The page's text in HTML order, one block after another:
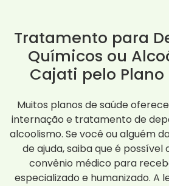
Tratamento para
Químicos ou
Cajati pelo Plano
Muitos planos de saúde
internação e tratamento de
alcoolismo. Se você ou alguém
de ajuda, saiba que é
convênio médico para
especializado e humanizado. A